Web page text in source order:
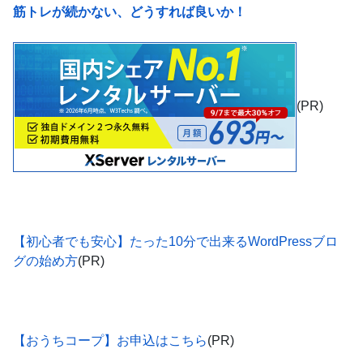
筋トレが続かない、どうすれば良いか！
(PR)
【初心者でも安心】たった10分で出来るWordPressブロ
グの始め方(PR)
【おうちコープ】お申込はこちら(PR)